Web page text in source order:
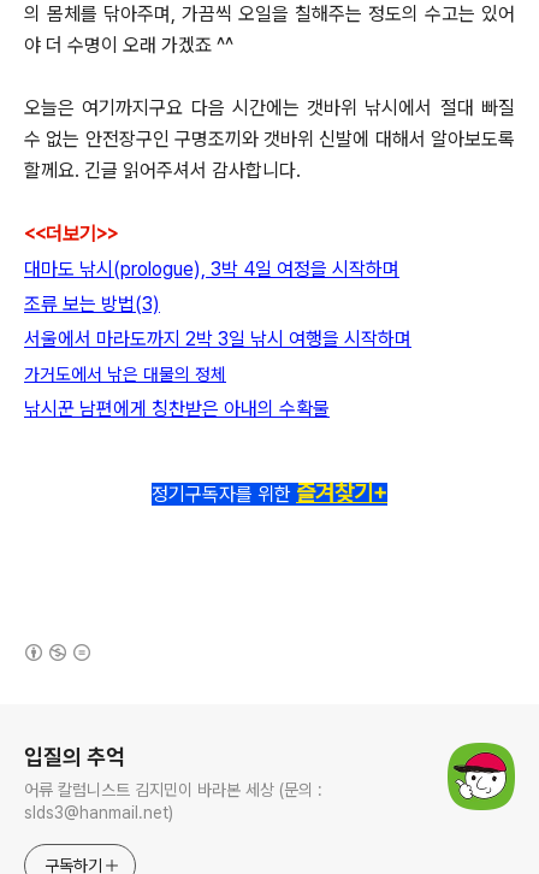
의 몸체를 닦아주며, 가끔씩 오일을 칠해주는 정도의 수고는 있어
야 더 수명이 오래 가겠죠 ^^
오늘은 여기까지구요 다음 시간에는 갯바위 낚시에서 절대 빠질
수 없는 안전장구인 구명조끼와 갯바위 신발에 대해서 알아보도록
할께요. 긴글 읽어주셔서 감사합니다.
<<더보기>>
대마도 낚시(prologue), 3박 4일 여정을 시작하며
조류 보는 방법(3)
서울에서 마라도까지 2박 3일 낚시 여행을 시작하며
가거도에서 낚은 대물의 정체
낚시꾼 남편에게 칭찬받은 아내의 수확물
정기구독자를 위한 즐겨찾기+
입질의 추억
어류 칼럼니스트 김지민이 바라본 세상 (문의 :
slds3@hanmail.net)
구독하기